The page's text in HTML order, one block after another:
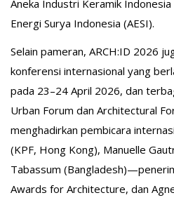
Aneka Industri Keramik
Energi Surya Indonesia (AESI).
Selain pameran, ARCH:ID 2026
konferensi internasional yang
pada 23–24 April 2026, dan
Urban Forum dan Architectural
menghadirkan pembicara
(KPF, Hong Kong), Manuelle
Tabassum
Awards for Architecture, dan